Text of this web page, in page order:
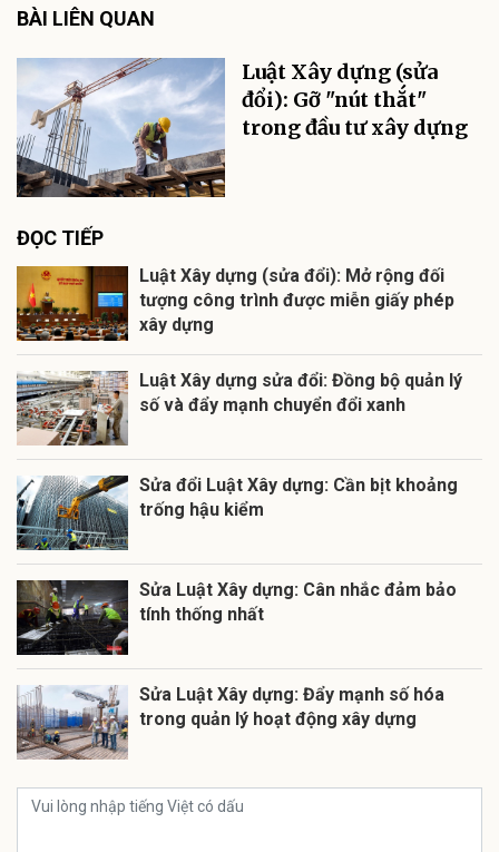
BÀI LIÊN QUAN
Luật Xây dựng (sửa
đổi): Gỡ "nút thắt"
trong đầu tư xây dựng
ĐỌC TIẾP
Luật Xây dựng (sửa đổi): Mở rộng đối
tượng công trình được miễn giấy phép
xây dựng
Luật Xây dựng sửa đổi: Đồng bộ quản lý
số và đẩy mạnh chuyển đổi xanh
Sửa đổi Luật Xây dựng: Cần bịt khoảng
trống hậu kiểm
Sửa Luật Xây dựng: Cân nhắc đảm bảo
tính thống nhất
Sửa Luật Xây dựng: Đẩy mạnh số hóa
trong quản lý hoạt động xây dựng